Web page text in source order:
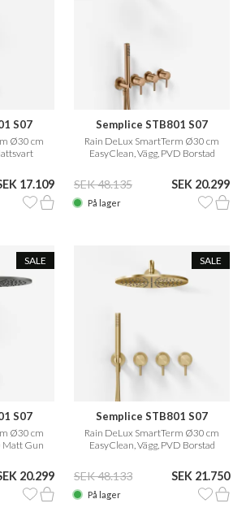
S07
Ø30 cm
17.109
Semplice STB801 S07
Rain DeLux SmartTerm Ø30 cm
EasyClean, Vägg, PVD Borstad
SEK 48.135 SEK 20.299
På lager
SALE
S07
Ø30 cm
Matt Gun
20.299
SALE
Semplice STB801 S07
Rain DeLux SmartTerm Ø30 cm
EasyClean, Vägg, PVD Borstad
SEK 48.133 SEK 21.750
På lager